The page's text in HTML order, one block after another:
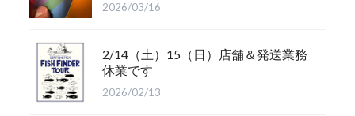
2026/03/16
2/14（土）15（日）店舗＆発送業務
休業です
2026/02/13